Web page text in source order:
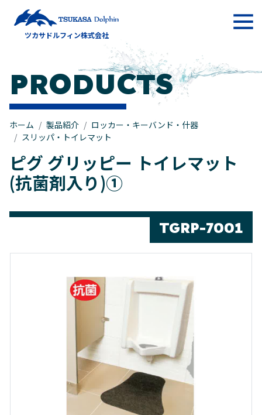
メインナビゲーション
ツカサドルフィン株式会社
PRODUCTS
ホーム 製品紹介
ロッカー・キーバンド・什器
スリッパ・トイレマット
ピグ グリッピー トイレマット
(抗菌剤入り)①
TGRP-7001